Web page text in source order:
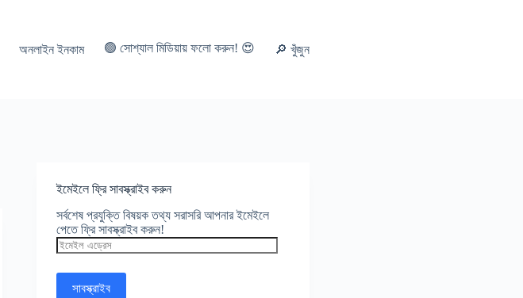
অনলাইন ইনকাম 🟢 সোশ্যাল মিডিয়ায় ফলো করুন! 😍 🔎 খুঁজুন
ইমেইলে ফ্রি সাবস্ক্রাইব করুন
সর্বশেষ প্রযুক্তি বিষয়ক তথ্য সরাসরি আপনার ইমেইলে
পেতে ফ্রি সাবস্ক্রাইব করুন!
ইমেইল
এড্রেস
সাবস্ক্রাইব